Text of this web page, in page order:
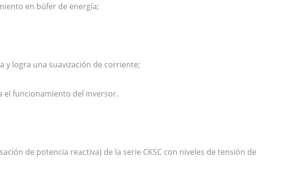
en búfer de energía;
y logra una suavización de corriente;
el funcionamiento del inversor.
de potencia reactiva) de la serie CKSC con niveles de tensión de